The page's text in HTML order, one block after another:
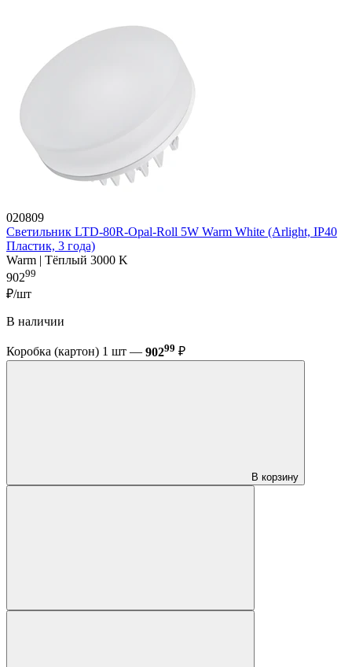
020809
Светильник LTD-80R-Opal-Roll 5W Warm White (Arlight, IP40
Пластик, 3 года)
Warm | Тёплый 3000 K
90299
₽/шт
В наличии
Коробка (картон) 1 шт — 90299 ₽
В корзину